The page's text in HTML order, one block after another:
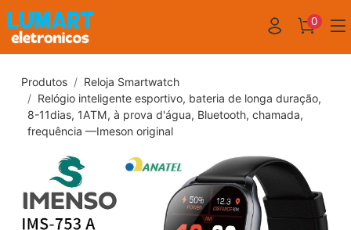
0
Produtos
Reloja Smartwatch
Relógio inteligente esportivo, bateria de longa duração,
8-11dias, 1ATM, à prova d'água, Bluetooth, chamada,
frequência —Imeson original